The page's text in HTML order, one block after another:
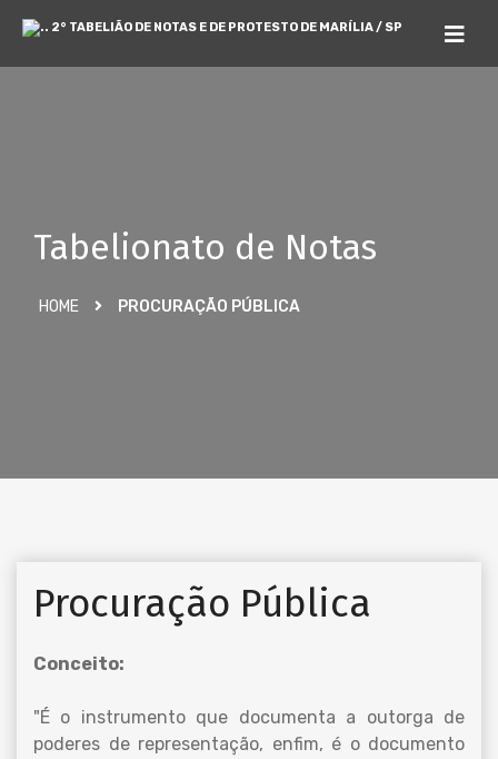
2° TABELIÃO DE NOTAS E DE PROTESTO DE MARÍLIA / SP
Tabelionato de Notas
HOME PROCURAÇÃO PÚBLICA
Procuração Pública
Conceito:
"É o instrumento que documenta a outorga de
poderes de representação, enfim, é o documento